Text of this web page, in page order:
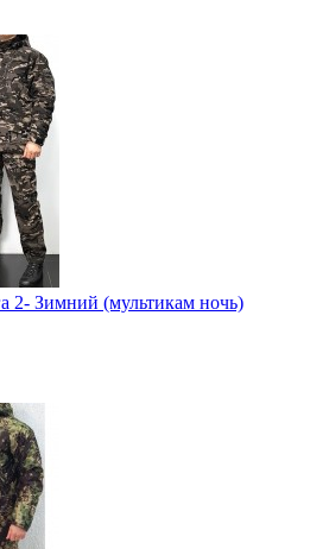
2- Зимний (мультикам ночь)